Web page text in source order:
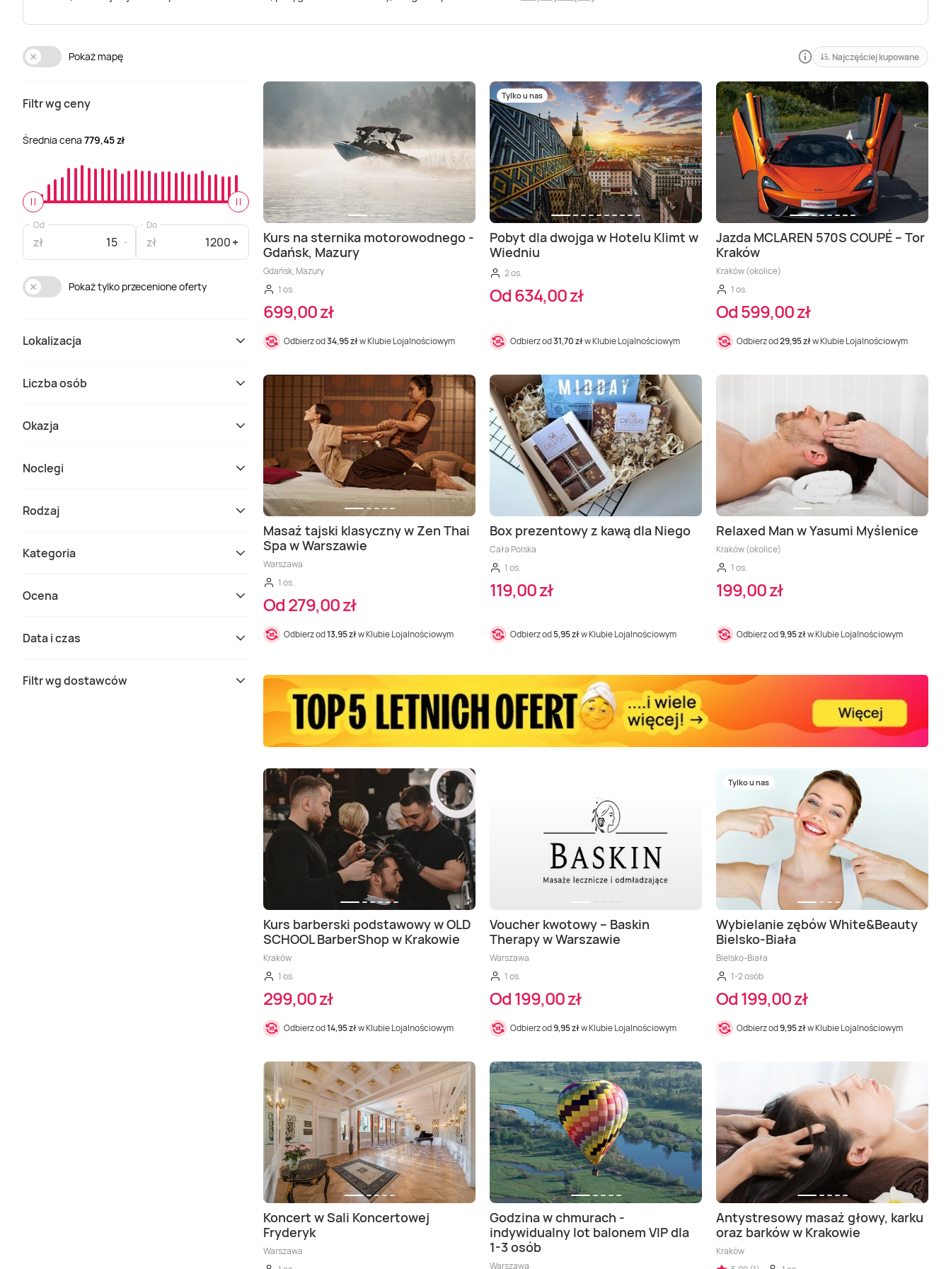
Pokaż mapę Najczęściej kupowane
Filtr wg ceny
Średnia cena 779,45 zł
Od
zł
Do
zł
Pokaż tylko przecenione oferty
Lokalizacja
Liczba osób
Okazja
Noclegi
Rodzaj
Kategoria
Ocena
Data i czas
Filtr wg dostawców
Kurs na sternika motorowodnego -
Gdańsk, Mazury
Gdańsk, Mazury
1 os.
699,00 zł
Odbierz od34,95 złw Klubie Lojalnościowym
Tylko u nas
Pobyt dla dwojga w Hotelu Klimt w
Wiedniu
2 os.
Od 634,00 zł
Odbierz od31,70 złw Klubie Lojalnościowym
Jazda MCLAREN 570S COUPÉ – Tor
Kraków
Kraków (okolice)
1 os.
Od 599,00 zł
Odbierz od29,95 złw Klubie Lojalnościowym
Masaż tajski klasyczny w Zen Thai
Spa w Warszawie
Warszawa
1 os.
Od 279,00 zł
Odbierz od13,95 złw Klubie Lojalnościowym
Box prezentowy z kawą dla Niego
Cała Polska
1 os.
119,00 zł
Odbierz od5,95 złw Klubie Lojalnościowym
Relaxed Man w Yasumi Myślenice
Kraków (okolice)
1 os.
199,00 zł
Odbierz od9,95 złw Klubie Lojalnościowym
Kurs barberski podstawowy w OLD
SCHOOL BarberShop w Krakowie
Kraków
1 os.
299,00 zł
Odbierz od14,95 złw Klubie Lojalnościowym
Voucher kwotowy – Baskin
Therapy w Warszawie
Warszawa
1 os.
Od 199,00 zł
Odbierz od9,95 złw Klubie Lojalnościowym
Tylko u nas
Wybielanie zębów White&Beauty
Bielsko-Biała
Bielsko-Biała
1-2 osób
Od 199,00 zł
Odbierz od9,95 złw Klubie Lojalnościowym
Koncert w Sali Koncertowej
Fryderyk
Warszawa
Godzina w chmurach -
indywidualny lot balonem VIP dla
1-3 osób
Warszawa
Antystresowy masaż głowy, karku
oraz barków w Krakowie
Kraków